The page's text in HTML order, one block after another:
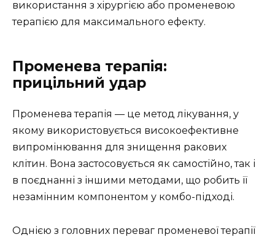
використання з хірургією або променевою
терапією для максимального ефекту.
Променева терапія:
прицільний удар
Променева терапія — це метод лікування, у
якому використовується високоефективне
випромінювання для знищення ракових
клітин. Вона застосовується як самостійно, так і
в поєднанні з іншими методами, що робить її
незамінним компонентом у комбо-підході.
Однією з головних переваг променевої терапії